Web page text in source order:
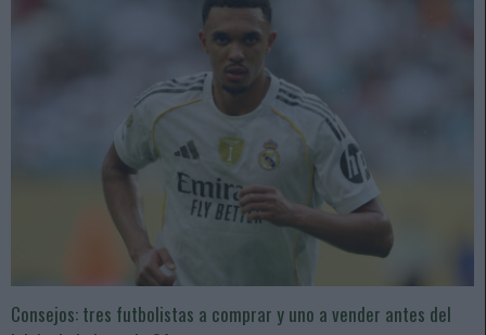
Consejos: tres futbolistas a comprar y uno a vender antes del